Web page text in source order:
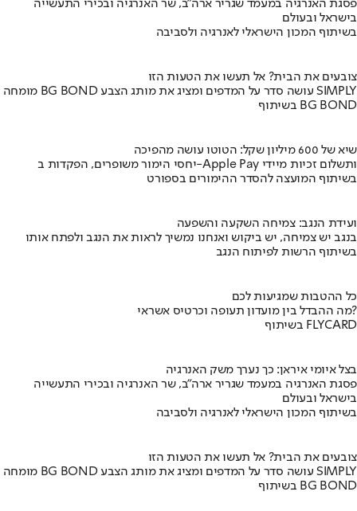
פסגת האנרגיה במעמד שגריר ארה"ב, שר האנרגיה ובכירי התעשייה
בישראל ובעולם
בשיתוף המכון הישראלי לאנרגיה ולסביבה
צובעים את הבית? אל תעשו את הטעות הזו
מומחה BG BOND עושה סדר על המדפים ומציג את מותג הצבע SIMPLY
בשיתוף BG BOND
שיא של 600 מיליון שקל: הטוטו עושה מהפיכה
יחסי הימור משופרים, הפקדות ב-Apple Pay ותשלום זכיות מיידי
בשיתוף המועצה להסדר ההימורים בספורט
ועידת הנגב: צמיחה השקעה והשפעה
בנגב יש צמיחה, יש ביקוש ואנחנו נמשיך לראות את הנגב ולפתח אותו
בשיתוף הרשות לפיתוח הנגב
כל ההטבות שמגיעות לכם
מה ההבדל בין מועדון תעופה וכרטיס אשראי?
בשיתוף FLYCARD
בצל איומי איראן: כך נערך משק האנרגיה
פסגת האנרגיה במעמד שגריר ארה"ב, שר האנרגיה ובכירי התעשייה
בישראל ובעולם
בשיתוף המכון הישראלי לאנרגיה ולסביבה
צובעים את הבית? אל תעשו את הטעות הזו
מומחה BG BOND עושה סדר על המדפים ומציג את מותג הצבע SIMPLY
בשיתוף BG BOND